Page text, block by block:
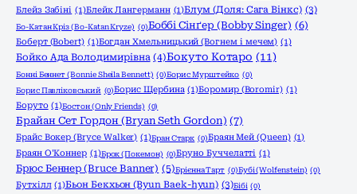
Блейз Забіні (1)Блейк Лангерманн (1)Блум (Доля: Сага Вінкс) (3)
Бо-Катан Кріз (Bo-Katan Kryze) (0)Боббі Сінґер (Bobby Singer) (6)
Боберт (Bobert) (1)Богдан Хмельницький (Вогнем і мечем) (1)
Бойко Ада Володимирівна (4)Бокуто Котаро (11)
Бонні Беннет (Bonnie Sheila Bennett) (0)Борис Мурштейко (0)
Борис Павліковський (0)Борис Щербина (1)Боромир (Boromir) (1)
Боруто (1)Бостон (Only Friends) (0)
Брайан Сет Гордон (Bryan Seth Gordon) (7)
Брайс Вокер (Bryce Walker) (1)Бран Старк (0)Браян Мей (Queen) (1)
Браян О'Коннер (1)Брок (Покемон) (0)Бруно Буччелатті (1)
Брюс Беннер (Bruce Banner) (5)Брієнна Тарт (0)Бубі (Wolfenstein) (0)
Бутхілл (1)Бьон Бекхьон (Byun Baek-hyun) (3)Бібі (0)